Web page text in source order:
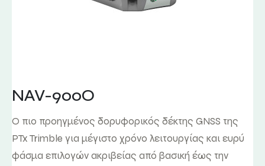
NAV-900Ο
Ο πιο προηγμένος δορυφορικός δέκτης GNSS της
PTx Trimble για μέγιστο χρόνο λειτουργίας και ευρύ
φάσμα επιλογών ακριβείας από βασική έως την